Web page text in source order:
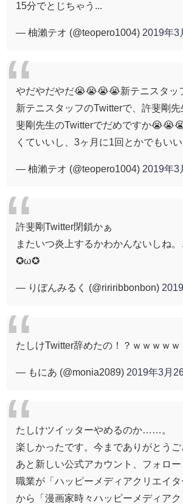
15分でとじちゃう...
— 柚瀨テオ (@teopero1004) 2019年3
やだやだやだ😭😭😭😭新テニスタッ
新テニスタッフのTwitterで、許斐剛
斐剛先生のTwitterでだめですか
くていいし、3ヶ月に1回とかでもいい
— 柚瀨テオ (@teopero1004) 2019年3
許斐剛Twitter閉鎖かぁ
またいつ炎上するかわかんないしね
✪ω✪
— りぼんみるく (@ririribbonbon)
たしけTwitter辞めたの！？ｗｗｗｗｗ
— もにあ (@monia2089) 2019年3月
たしけツイッターやめるのか……。
楽しかったです。今までありがとうご
あと新しい公式アカウント、フォロー
職業が「ハッピーメディアクリエイタ
から「漫画家時々ハッピーメディア